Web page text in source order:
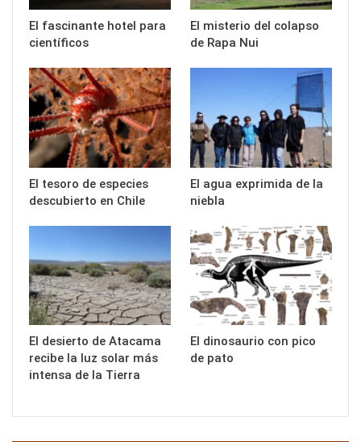
El fascinante hotel para
científicos
El misterio del colapso
de Rapa Nui
El tesoro de especies
descubierto en Chile
El agua exprimida de la
niebla
El desierto de Atacama
recibe la luz solar más
intensa de la Tierra
El dinosaurio con pico
de pato